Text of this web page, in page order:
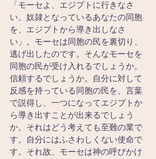
「モーセよ、エジプトに行きなさ
い。奴隷となっているあなたの同胞
を、エジプトから導き出しなさ
い」。モーセは同胞の民を裏切り、
逃げ出したのです。そんなモーセを
同胞の民が受け入れるでしょうか。
信頼するでしょうか。自分に対して
反感を持っている同胞の民を、言葉
で説得し、一つになってエジプトか
ら導き出すことが出来るでしょう
か。それはどう考えても至難の業で
す。自分にはふさわしくない使命で
す。それ故、モーセは神の呼びかけ